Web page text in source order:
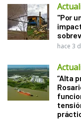
"Por
hace 3
“Alta